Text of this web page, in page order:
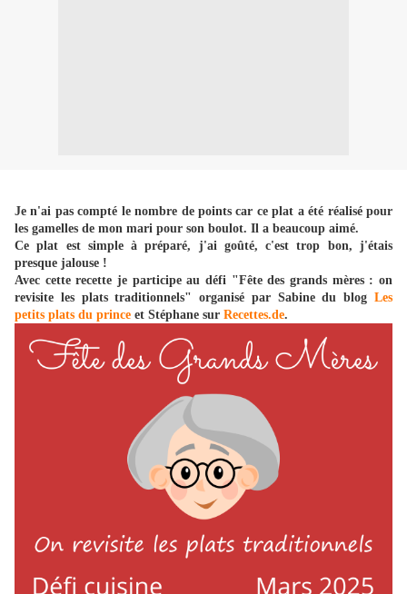
Je n'ai pas compté le nombre de points car ce plat a été réalisé pour
les gamelles de mon mari pour son boulot. Il a beaucoup aimé.
Ce plat est simple à préparé, j'ai goûté, c'est trop bon, j'étais
presque jalouse !
Avec cette recette je participe au défi "Fête des grands mères : on
revisite les plats traditionnels" organisé par Sabine du blog Les
petits plats du prince et Stéphane sur Recettes.de.